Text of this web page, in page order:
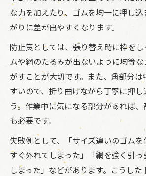
な力を加えたり、ゴムを均一に押し
がりに差が出やすくなります。
防止策としては、張り替え時に枠を
ムや網のたるみが出ないように均等
がすことが大切です。また、角部分
すいので、折り曲げながら丁寧に押し
う。作業中に気になる部分があれば
も必要です。
失敗例として、「サイズ違いのゴム
すぐ外れてしまった」「網を強く引
しまった」などがあります。こうした